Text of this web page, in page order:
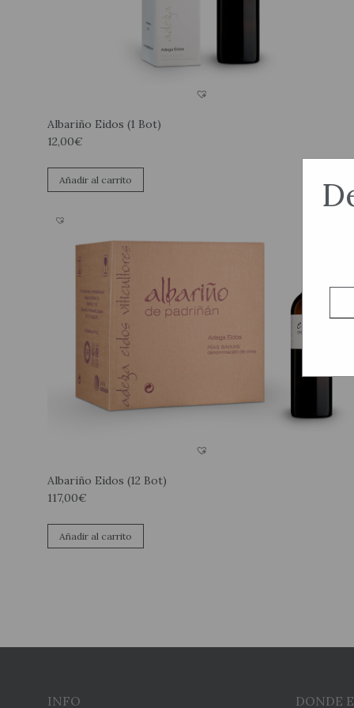
Albariño Eidos (1 Bot)
12,00€
Añadir al carrito
Albariño Eidos (12 Bot)
117,00€
Añadir al carrito
INFO DONDE